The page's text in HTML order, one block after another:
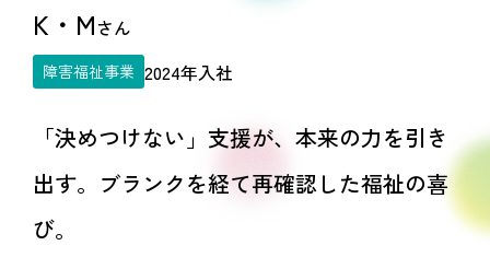
K・Mさん
障害福祉事業 2024年入社
「決めつけない」支援が、本来の力を引き
出す。ブランクを経て再確認した福祉の喜
び。